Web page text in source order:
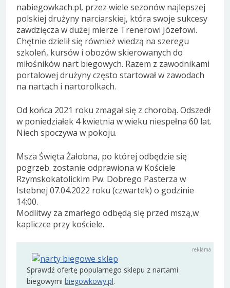
nabiegowkach.pl, przez wiele sezonów najlepszej
polskiej drużyny narciarskiej, która swoje sukcesy
zawdzięcza w dużej mierze Trenerowi Józefowi.
Chętnie dzielił się również wiedzą na szeregu
szkoleń, kursów i obozów skierowanych do
miłośników nart biegowych. Razem z zawodnikami
portalowej drużyny często startował w zawodach
na nartach i nartorolkach.
Od końca 2021 roku zmagał się z chorobą. Odszedł
w poniedziałek 4 kwietnia w wieku niespełna 60 lat.
Niech spoczywa w pokoju.
Msza Święta Żałobna, po której odbędzie się
pogrzeb. zostanie odprawiona w Kościele
Rzymskokatolickim Pw. Dobrego Pasterza w
Istebnej 07.04.2022 roku (czwartek) o godzinie
14:00.
Modlitwy za zmarłego odbędą się przed mszą,w
kapliczce przy kościele.
Sprawdź ofertę popularnego sklepu z nartami
biegowymi biegowkowy.pl.